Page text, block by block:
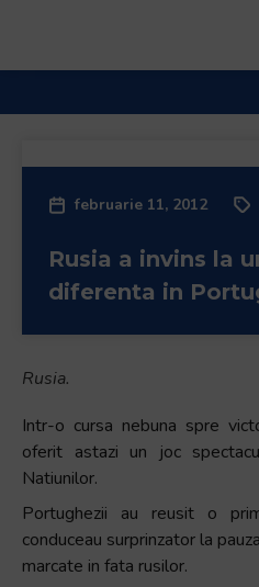
februarie 11, 2012
Rusia a invins la
diferenta in
Rusia.
Intr-o cursa nebuna spre
oferit astazi un joc
Natiunilor.
Portughezii au reusit o
conduceau surprinzator la
marcate in fata rusilor.